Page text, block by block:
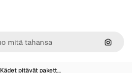
Hae
Kädet pitävät pakett…